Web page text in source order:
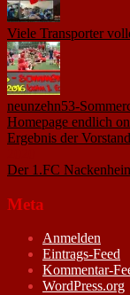
Viele Transporter
neunzehn53-
Homepage endlich
Ergebnis der
Der 1.FC
Meta
Anmelden
Eintrags-Feed
Kommentar-
WordPress.org